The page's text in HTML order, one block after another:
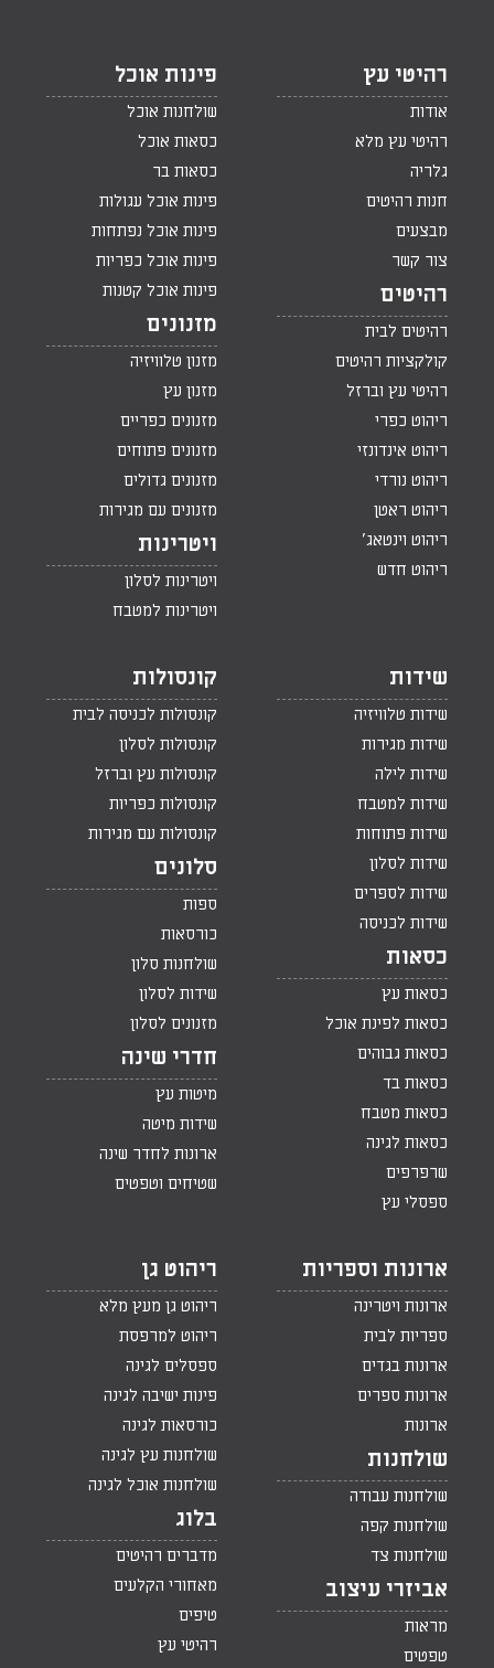
רהיטי עץ
אודות
רהיטי עץ מלא
גלריה
חנות רהיטים
מבצעים
צור קשר
רהיטים
רהיטים לבית
קולקציות רהיטים
רהיטי עץ וברזל
ריהוט כפרי
ריהוט אינדונזי
ריהוט נורדי
ריהוט ראטן
ריהוט וינטאג'
ריהוט חדש
פינות אוכל
שולחנות אוכל
כסאות אוכל
כסאות בר
פינות אוכל עגולות
פינות אוכל נפתחות
פינות אוכל כפריות
פינות אוכל קטנות
מזנונים
מזנון טלוויזיה
מזנון עץ
מזנונים כפריים
מזנונים פתוחים
מזנונים גדולים
מזנונים עם מגירות
ויטרינות
ויטרינות לסלון
ויטרינות למטבח
שידות
שידות טלוויזיה
שידות מגירות
שידות לילה
שידות למטבח
שידות פתוחות
שידות לסלון
שידות לספרים
שידות לכניסה
כסאות
כסאות עץ
כסאות לפינת אוכל
כסאות גבוהים
כסאות בד
כסאות מטבח
כסאות לגינה
שרפרפים
ספסלי עץ
קונסולות
קונסולות לכניסה לבית
קונסולות לסלון
קונסולות עץ וברזל
קונסולות כפריות
קונסולות עם מגירות
סלונים
ספות
כורסאות
שולחנות סלון
שידות לסלון
מזנונים לסלון
חדרי שינה
מיטות עץ
שידות מיטה
ארונות לחדר שינה
שטיחים וטפטים
ארונות וספריות
ארונות ויטרינה
ספריות לבית
ארונות בגדים
ארונות ספרים
ארונות
שולחנות
שולחנות עבודה
שולחנות קפה
שולחנות צד
אביזרי עיצוב
מראות
טפטים
ריהוט גן
ריהוט גן מעץ מלא
ריהוט למרפסת
ספסלים לגינה
פינות ישיבה לגינה
כורסאות לגינה
שולחנות עץ לגינה
שולחנות אוכל לגינה
בלוג
מדברים רהיטים
מאחורי הקלעים
טיפים
רהיטי עץ